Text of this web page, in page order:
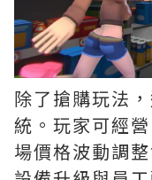
除了搶購玩法
統。玩家可經
場價格波動調